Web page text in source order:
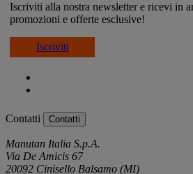
Iscriviti alla nostra newsletter e ricevi in
promozioni e offerte esclusive!
Iscriviti
Contatti Contatti
Manutan Italia S.p.A.
Via De Amicis 67
20092 Cinisello Balsamo (MI)